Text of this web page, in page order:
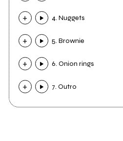
4. Nuggets
5. Brownie
6. Onion rings
7. Outro